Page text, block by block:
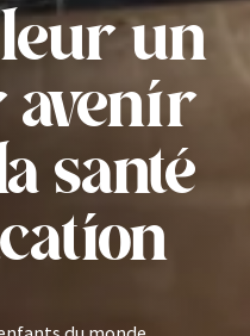
un
avenir
santé